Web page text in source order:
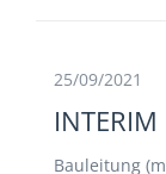
25/09/2021
Bauleitung